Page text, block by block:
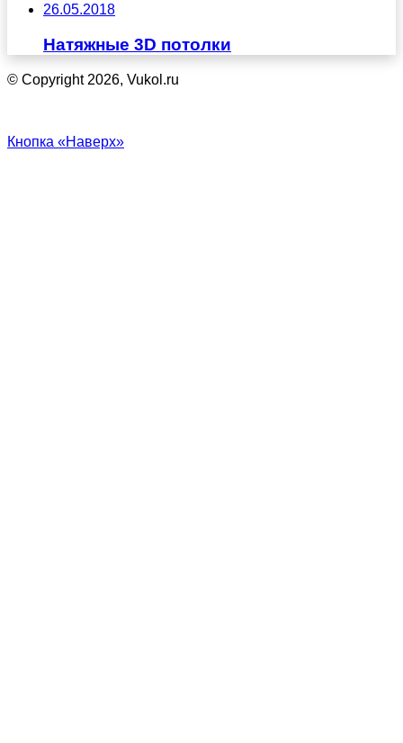
26.05.2018
Натяжные 3D потолки
© Copyright 2026, Vukol.ru
Кнопка «Наверх»